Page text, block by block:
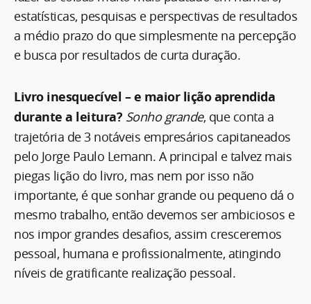
estatísticas, pesquisas e perspectivas de resultados
a médio prazo do que simplesmente na percepção
e busca por resultados de curta duração.
Livro inesquecível – e maior lição aprendida
durante a leitura? Sonho grande, que conta a
trajetória de 3 notáveis empresários capitaneados
pelo Jorge Paulo Lemann. A principal e talvez mais
piegas lição do livro, mas nem por isso não
importante, é que sonhar grande ou pequeno dá o
mesmo trabalho, então devemos ser ambiciosos e
nos impor grandes desafios, assim cresceremos
pessoal, humana e profissionalmente, atingindo
níveis de gratificante realização pessoal.